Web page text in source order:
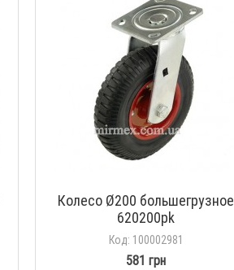
Колесо Ø200 большегрузное
620200pk
Код: 100002981
581 грн